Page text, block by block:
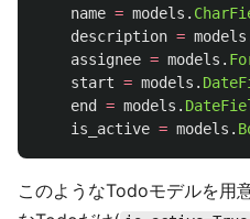
name = models .
description = models
assignee = models .
start = models .
end
= models .
is_active = models .
このようなTodoモデルを用